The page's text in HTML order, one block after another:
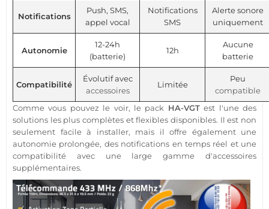
Notifications
Push, SMS,
appel vocal
Notifications
SMS
Alerte sonore
uniquement
Autonomie
12-24h
(batterie)
12h
Aucune
batterie
Compatibilité
Évolutif avec
accessoires
Limitée
Peu
compatible
Comme vous pouvez le voir, le pack HA-VGTest l'une des
solutions les plus complètes et flexibles disponibles. Il est non
seulement facile à installer, mais il offre également une
autonomie prolongée, des notifications en temps réel et une
compatibilité avec une large gamme d'accessoires
supplémentaires.